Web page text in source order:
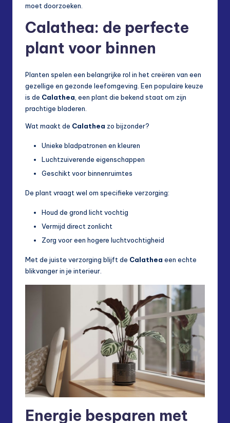
moet doorzoeken.
Calathea: de perfecte
plant voor binnen
Planten spelen een belangrijke rol in het creëren van een
gezellige en gezonde leefomgeving. Een populaire keuze
is de Calathea , een plant die bekend staat om zijn
prachtige bladeren.
Wat maakt de Calathea zo bijzonder?
Unieke bladpatronen en kleuren
Luchtzuiverende eigenschappen
Geschikt voor binnenruimtes
De plant vraagt wel om specifieke verzorging:
Houd de grond licht vochtig
Vermijd direct zonlicht
Zorg voor een hogere luchtvochtigheid
Met de juiste verzorging blijft de Calathea een echte
blikvanger in je interieur.
Energie besparen met